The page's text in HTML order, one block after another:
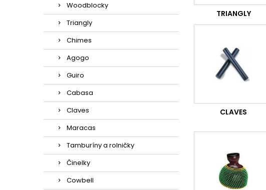
Woodblocky
Triangly
Chimes
Agogo
Guiro
Cabasa
Claves
Maracas
Tamburíny a rolničky
Činelky
Cowbell
TRIANGLY
CLAVES